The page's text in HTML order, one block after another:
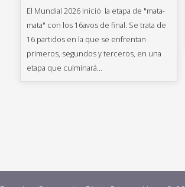
El Mundial 2026 inició la etapa de "mata-
mata" con los 16avos de final. Se trata de
16 partidos en la que se enfrentan
primeros, segundos y terceros, en una
etapa que culminará...